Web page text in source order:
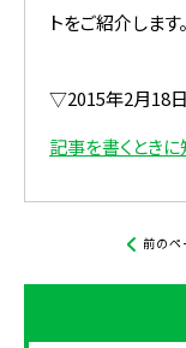
トをご紹介します。
▽2015年2月18日
記事を書くときに
前のペ